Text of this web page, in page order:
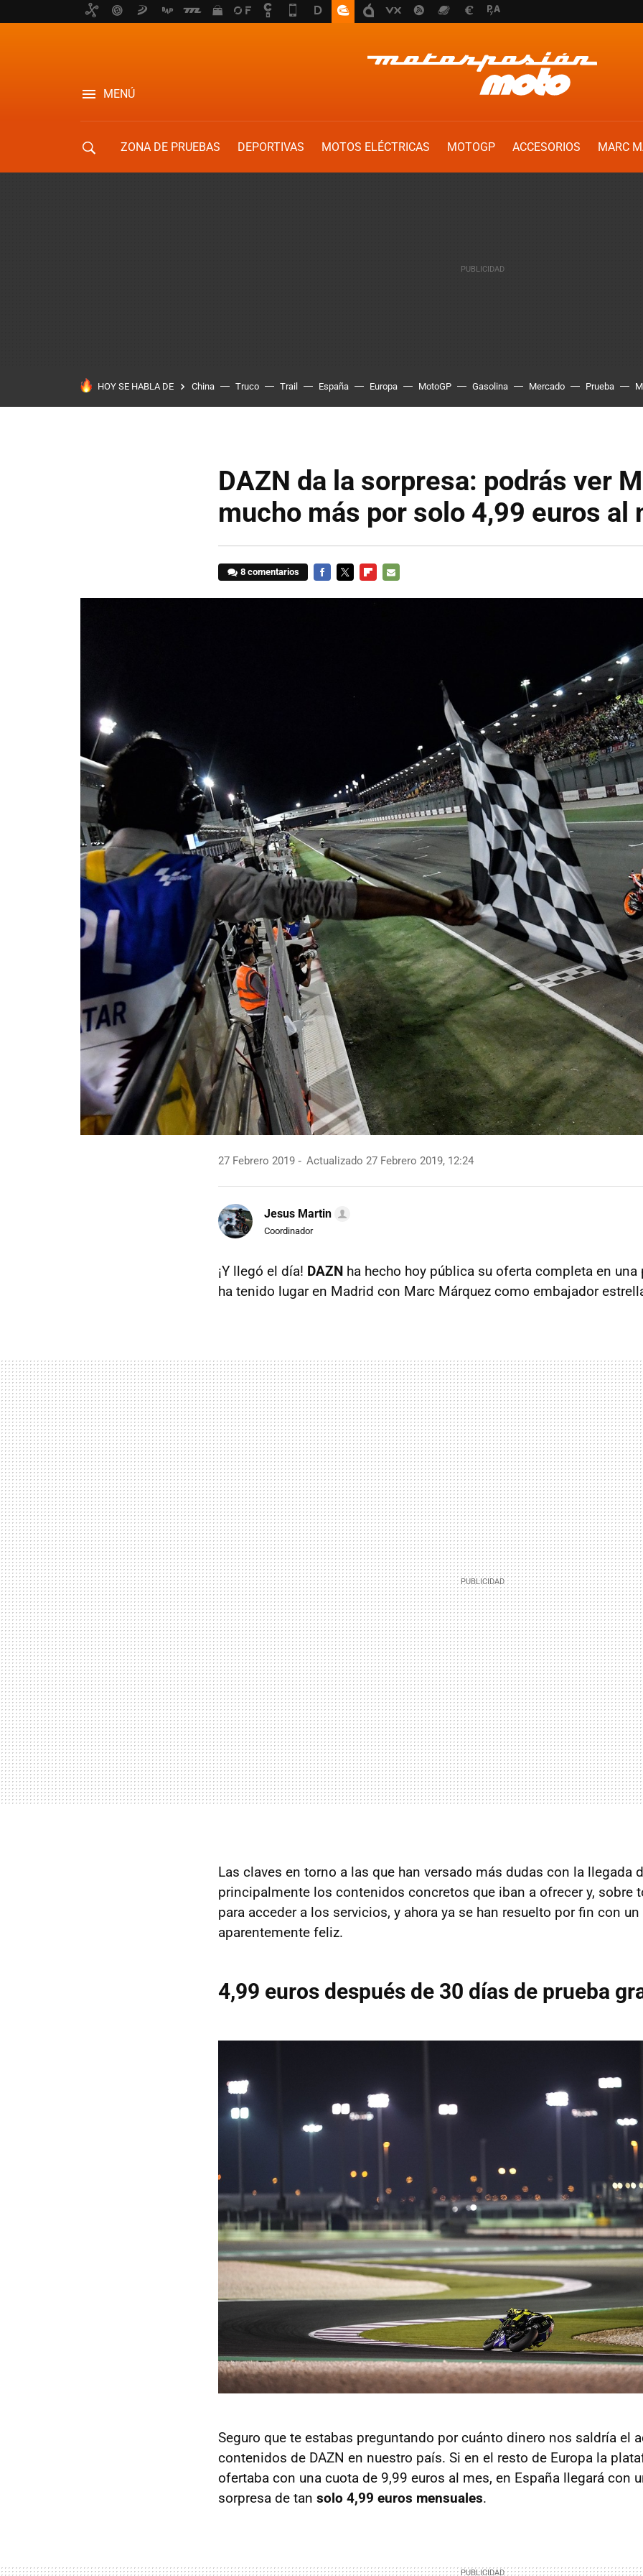
MENÚ
ZONA DE PRUEBAS DEPORTIVAS MOTOS ELÉCTRICAS MOTOGP ACCESORIOS
MARC
HOY SE HABLA DE China Truco Trail España Europa MotoGP Gasolina Mercado Prueba
DAZN da la sorpresa: podrás ver
mucho más por solo 4,99 euros al
8 comentarios
27 Febrero 2019 Actualizado 27 Febrero 2019, 12:24
Jesus Martin
Coordinador
¡Y llegó el día! DAZN ha hecho hoy pública su oferta completa en
ha tenido lugar en Madrid con Marc Márquez como embajador
Las claves en torno a las que han versado más dudas con la llegada
principalmente los contenidos concretos que iban a ofrecer y, sobre
para acceder a los servicios, y ahora ya se han resuelto por fin con
aparentemente feliz.
4,99 euros después de 30 días de prueba
Seguro que te estabas preguntando por cuánto dinero nos saldría el
contenidos de DAZN en nuestro país. Si en el resto de Europa la
ofertaba con una cuota de 9,99 euros al mes, en España llegará con
sorpresa de tan solo 4,99 euros mensuales.